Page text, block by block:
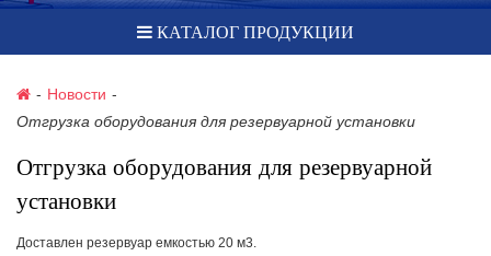
КАТАЛОГ ПРОДУКЦИИ
- Новости -
Отгрузка оборудования для резервуарной установки
Отгрузка оборудования для резервуарной
установки
Доставлен резервуар емкостью 20 м3.